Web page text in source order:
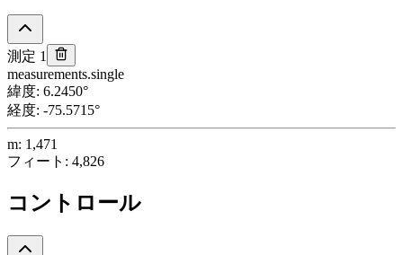
測定 1
measurements.single
緯度: 6.2450°
経度: -75.5715°
m: 1,471
フィート : 4,826
コントロール